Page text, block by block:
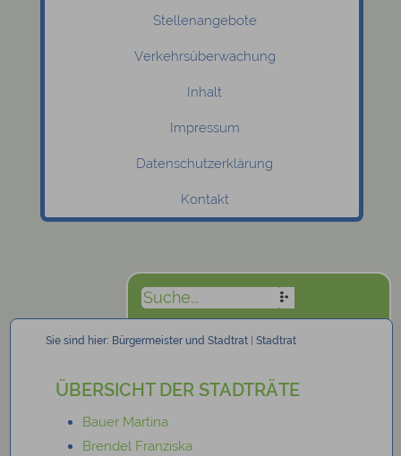
Stellenangebote
Verkehrsüberwachung
Inhalt
Impressum
Datenschutzerklärung
Kontakt
Sie sind hier: Bürgermeister und Stadtrat |Stadtrat
ÜBERSICHT DER STADTRÄTE
Bauer Martina
Brendel Franziska